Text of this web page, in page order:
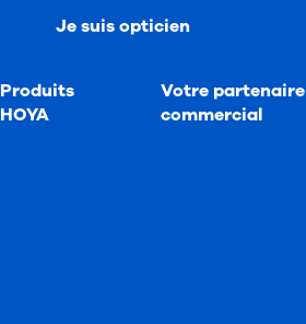
Je suis opticien
Produits
HOYA
Votre partenaire
commercial